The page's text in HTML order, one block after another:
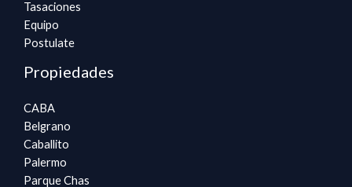
Tasaciones
Equipo
Postulate
Propiedades
CABA
Belgrano
Caballito
Palermo
Parque Chas